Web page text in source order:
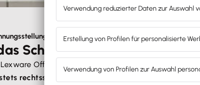
Schreiben von Rechnungen
Office
erstellst du Angebote, E-
rechtssicher